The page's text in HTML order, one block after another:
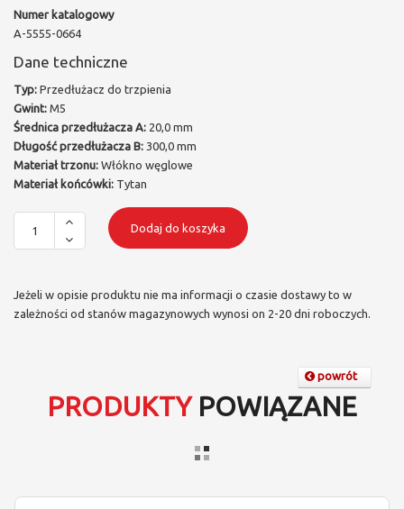
Numer katalogowy
A-5555-0664
Dane techniczne
Typ: Przedłużacz do trzpienia
Gwint: M5
Średnica przedłużacza A: 20,0 mm
Długość przedłużacza B: 300,0 mm
Materiał trzonu: Włókno węglowe
Materiał końcówki: Tytan
Dodaj do koszyka
Jeżeli w opisie produktu nie ma informacji o czasie dostawy to w
zależności od stanów magazynowych wynosi on 2-20 dni roboczych.
powrót
PRODUKTYPOWIĄZANE